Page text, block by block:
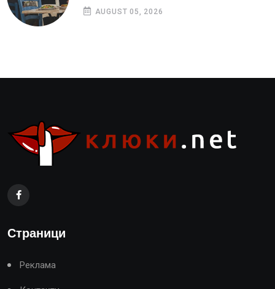
AUGUST 05, 2026
Страници
Реклама